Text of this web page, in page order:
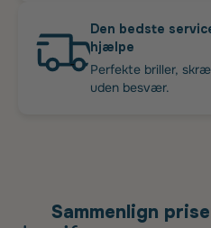
Den bedste
hjælpe
Perfekte briller,
uden besvær.
Sammenlign